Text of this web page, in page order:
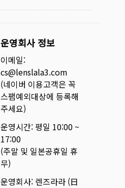
운영회사 정보
이메일:
cs@lenslala3.com
(네이버 이용고객은 꼭
스팸예외대상에 등록해
주세요)
운영시간: 평일 10:00 ~
17:00
(주말 및 일본공휴일 휴
무)
운영회사: 렌즈라라 (日